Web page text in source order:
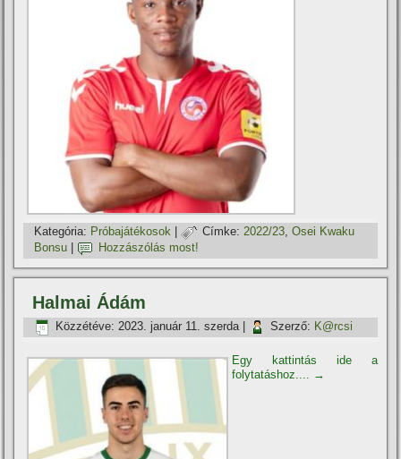
Kategória: Próbajátékosok | Címke: 2022/23,Osei Kwaku
Bonsu
Hozzászólás most!
Halmai Ádám
Közzétéve: 2023. január 11. szerda| Szerző: K@rcsi
Egy kattintás ide a
folytatáshoz....
→